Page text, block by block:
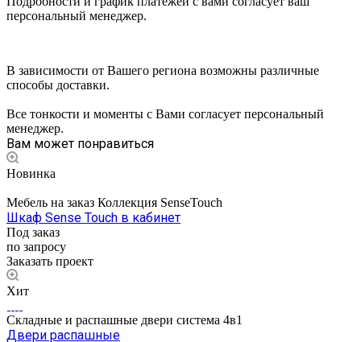
персональный менеджер.
В зависимости от Вашего региона возможны различные
способы доставки.
Все тонкости и моменты с Вами согласует персональный
менеджер.
Вам может понравиться
Новинка
Мебель на заказ Коллекция SenseTouch
Шкаф Sense Touch в кабинет
Под заказ
по запросу
Заказать проект
Хит
Складные и распашные двери система 4в1
Двери распашные